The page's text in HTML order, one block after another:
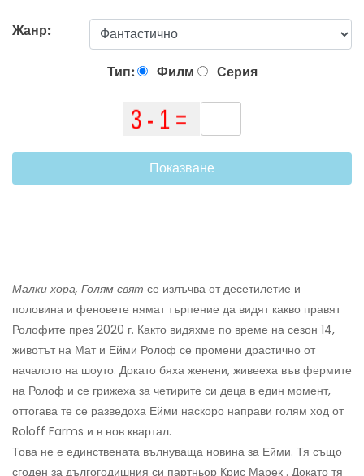
Жанр:
Тип: Филм Серия
Показване
Малки хора, Голям свят се излъчва от десетилетие и
половина и феновете нямат търпение да видят какво правят
Ролофите през 2020 г. Както видяхме по време на сезон 14,
животът на Мат и Ейми Ролоф се промени драстично от
началото на шоуто. Докато бяха женени, живееха във фермите
на Ролоф и се грижеха за четирите си деца в един момент,
оттогава те се разведоха Ейми наскоро направи голям ход от
Roloff Farms и в нов квартал.
Това не е единствената вълнуваща новина за Ейми. Тя също
сгоден за дългогодишния си партньор Крис Марек . Докато тя